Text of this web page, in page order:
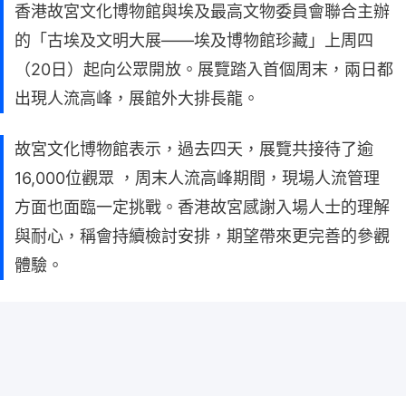
香港故宮文化博物館與埃及最高文物委員會聯合主辦
的「古埃及文明大展——埃及博物館珍藏」上周四
（20日）起向公眾開放。展覽踏入首個周末，兩日都
出現人流高峰，展館外大排長龍。
故宮文化博物館表示，過去四天，展覽共接待了逾
16,000位觀眾 ，周末人流高峰期間，現場人流管理
方面也面臨一定挑戰。香港故宮感謝入場人士的理解
與耐心，稱會持續檢討安排，期望帶來更完善的參觀
體驗。